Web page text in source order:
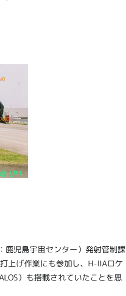
児島宇宙センター）発射管制課
上げ作業にも参加し、H-IIAロケ
）も搭載されていたことを思